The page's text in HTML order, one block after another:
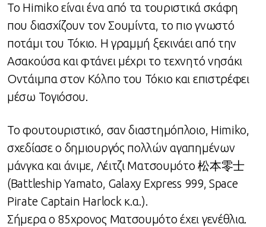
Το Himiko είναι ένα από τα τουριστικά σκάφη
που διασχίζουν τον Σουμίντα, το πιο γνωστό
ποτάμι του Τόκιο. Η γραμμή ξεκινάει από την
Ασακούσα και φτάνει μέχρι το τεχνητό νησάκι
Οντάιμπα στον Κόλπο του Τόκιο και επιστρέφει
μέσω Τογιόσου.
Το φουτουριστικό, σαν διαστημόπλοιο, Himiko,
σχεδίασε ο δημιουργός πολλών αγαπημένων
μάνγκα και άνιμε, Λέιτζι Ματσουμότο 松本零士
(Battleship Yamato, Galaxy Express 999, Space
Pirate Captain Harlock κ.α.).
Σήμερα ο 85χρονος Ματσουμότο έχει γενέθλια.